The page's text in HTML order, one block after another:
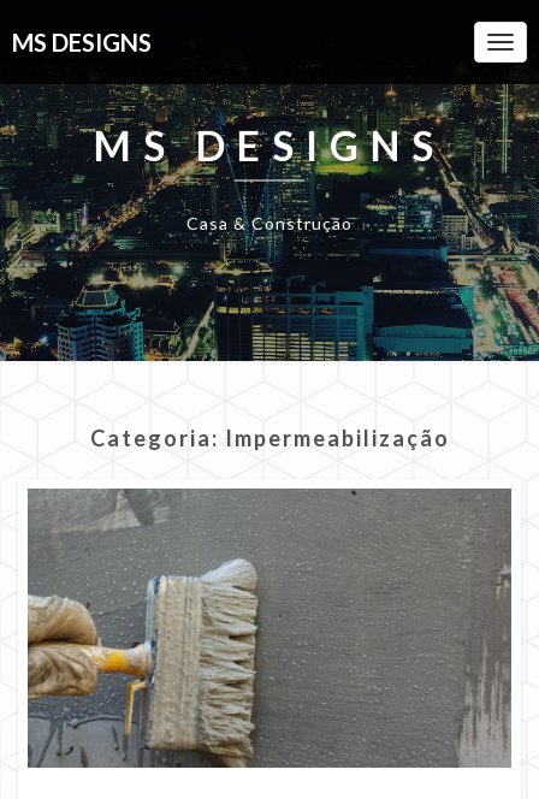
MS DESIGNS
MS DESIGNS
Casa & Construção
Categoria: Impermeabilização